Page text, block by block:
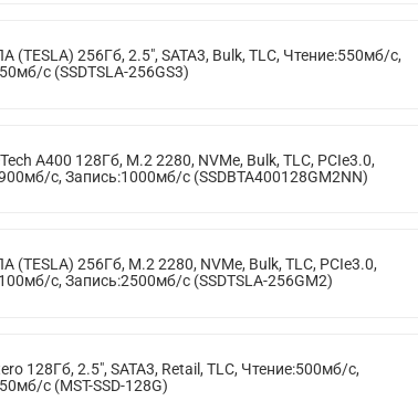
(TESLA) 256Гб, 2.5", SATA3, Bulk, TLC, Чтение:550мб/с,
с (SSDTSLA-256GS3)
A400 128Гб, M.2 2280, NVMe, Bulk, TLC, PCIe3.0,
с, Запись:1000мб/с (SSDBTA400128GM2NN)
(TESLA) 256Гб, M.2 2280, NVMe, Bulk, TLC, PCIe3.0,
с, Запись:2500мб/с (SSDTSLA-256GM2)
128Гб, 2.5", SATA3, Retail, TLC, Чтение:500мб/с,
с (MST-SSD-128G)